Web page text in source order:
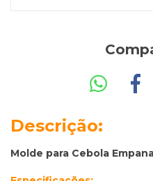
Descrição:
Molde para Cebola